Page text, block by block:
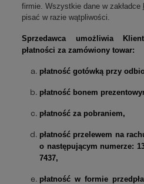
firmie. Wszystkie dane w zakładce
pisać w razie wątpliwości.
Sprzedawca umożliwia
płatności za zamówiony towar:
płatność gotówką przy
płatność bonem
płatność za pobraniem,
płatność przelewem na
o następującym numerze:
7437,
płatność w formie